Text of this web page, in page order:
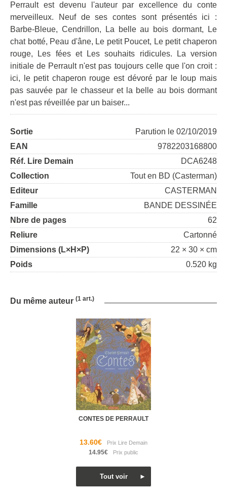
Perrault est devenu l'auteur par excellence du conte
merveilleux. Neuf de ses contes sont présentés ici :
Barbe-Bleue, Cendrillon, La belle au bois dormant, Le
chat botté, Peau d'âne, Le petit Poucet, Le petit chaperon
rouge, Les fées et Les souhaits ridicules. La version
initiale de Perrault n'est pas toujours celle que l'on croit :
ici, le petit chaperon rouge est dévoré par le loup mais
pas sauvée par le chasseur et la belle au bois dormant
n'est pas réveillée par un baiser...
Sortie
Parution le 02/10/2019
EAN
9782203168800
Réf. Lire Demain
DCA6248
Collection
Tout en BD (Casterman)
Editeur
CASTERMAN
Famille
BANDE DESSINÉE
Nbre de pages
62
Reliure
Cartonné
Dimensions (L×H×P)
22 × 30 × cm
Poids
0.520 kg
Du même auteur (1 art.)
CONTES DE PERRAULT
13.60€
14.95€